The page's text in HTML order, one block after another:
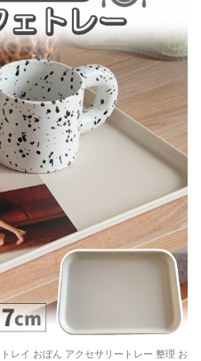
レイ おぼん アクセサリートレー 整理 お